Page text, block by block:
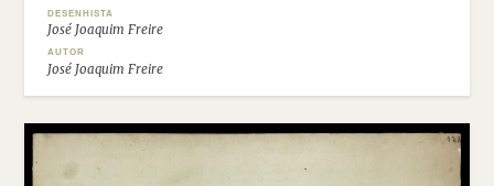
DESENHISTA
José Joaquim Freire
AUTOR
José Joaquim Freire